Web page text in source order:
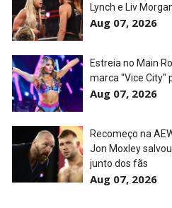
Lynch e Liv
Aug 07, 2026
Estreia no Main
marca "Vice City"
Aug 07, 2026
Recomeço na
Jon Moxley
junto dos fãs
Aug 07, 2026